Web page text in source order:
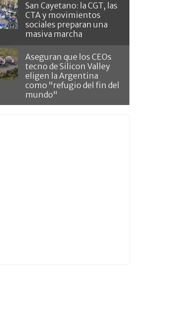
San Cayetano: la CGT, las
CTA y movimientos
sociales preparan una
masiva marcha
Aseguran que los CEOs
tecno de Silicon Valley
eligen la Argentina
como "refugio del fin del
mundo"